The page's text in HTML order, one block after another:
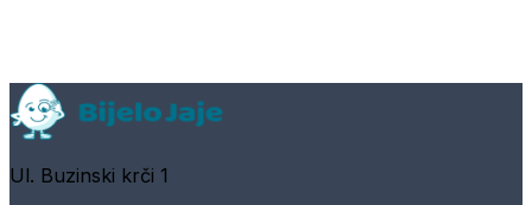
Ul. Buzinski krči 1